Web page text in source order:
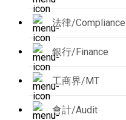
法律/Compliance
銀行/Finance
工商界/MT
會計/Audit